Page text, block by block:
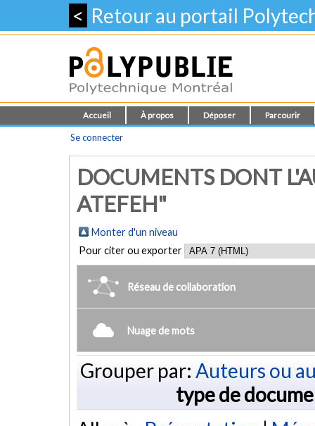
< Retour au portail
Accueil À propos Déposer Parcourir
Se connecter
DOCUMENTS DONT
ATEFEH"
Monter d'un niveau
Pour citer ou exporter
Réseau de collaboration
Nuage de mots
Grouper par: Auteurs ou
type de